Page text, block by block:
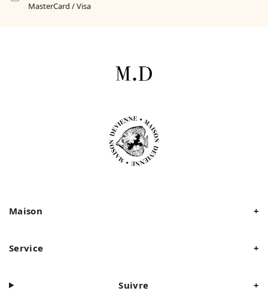
MasterCard / Visa
Maison +
Service +
Suivre +